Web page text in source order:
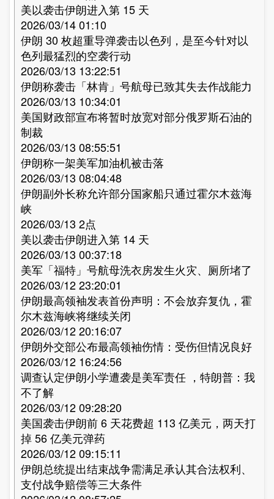
美以袭击伊朗进入第 15 天
2026/03/14 01:10
伊朗 30 枚超重导弹袭击以色列，是至今针对以
色列最猛烈的空袭行动
2026/03/13 13:22:51
伊朗称袭击「林肯」号航母已致其失去作战能力
2026/03/13 10:34:01
美国财政部宣布将暂时放宽对部分俄罗斯石油的
制裁
2026/03/13 08:55:51
伊朗称一架美军加油机被击落
2026/03/13 08:04:48
伊朗副外长称允许部分国家船只通过霍尔木兹海
峡
2026/03/13 2点
美以袭击伊朗进入第 14 天
2026/03/13 00:37:18
美军「福特」号航母洗衣房发生火灾、厕所堵了
2026/03/12 23:20:01
伊朗最高领袖发表首份声明：不会放弃复仇，霍
尔木兹海峡将继续关闭
2026/03/12 20:16:07
伊朗外交部公布最高领袖伤情：受伤但情况良好
2026/03/12 16:24:56
调查认定伊朗小学遭袭是美军责任 ，特朗普：我
不了解
2026/03/12 09:28:20
美国袭击伊朗前 6 天花费超 113 亿美元，两天打
掉 56 亿美元弹药
2026/03/12 09:15:11
伊朗总统提出结束战争需满足承认其合法权利、
支付战争赔偿等三大条件